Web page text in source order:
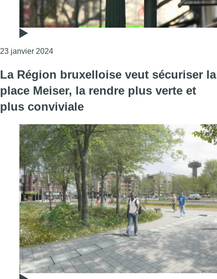
23 janvier 2024Consulter l'article "Le réaménagement de la
La Région bruxelloise veut sécuriser la
place Meiser, la rendre plus verte et
plus conviviale